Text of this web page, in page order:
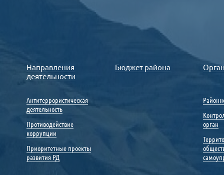
Направления
деятельности
Антитеррористическая
деятельность
Противодействие
коррупции
Приоритетные проекты
развития РД
Бюджет района
орган